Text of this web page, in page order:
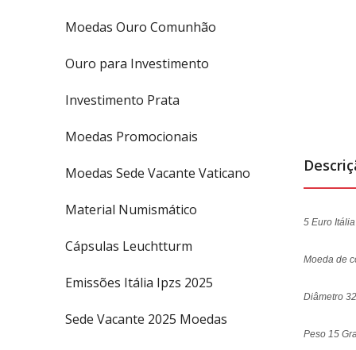
5 Euro
Moeda de
Diâmetro
Peso 15
Moedas Ouro Comunhão
Ouro para Investimento
Investimento Prata
Moedas Promocionais
Moedas Sede Vacante Vaticano
Material Numismático
Cápsulas Leuchtturm
Emissões Itália Ipzs 2025
Sede Vacante 2025 Moedas